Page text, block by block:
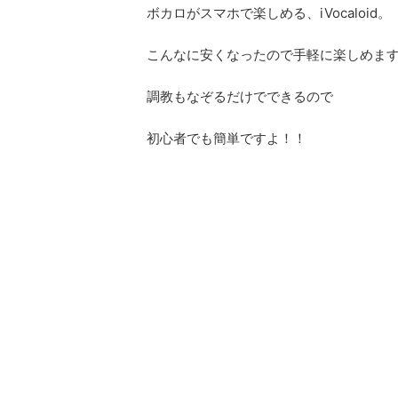
ボカロがスマホで楽しめる、iVocaloid。
こんなに安くなったので手軽に楽しめま
調教もなぞるだけでできるので
初心者でも簡単ですよ！！